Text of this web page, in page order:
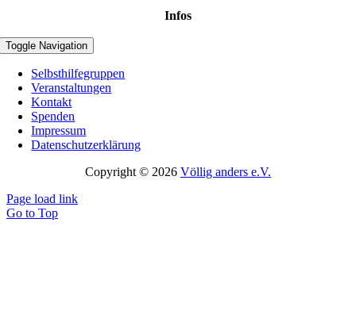
Infos
Toggle Navigation
Selbsthilfegruppen
Veranstaltungen
Kontakt
Spenden
Impressum
Datenschutzerklärung
Copyright © 2026 Völlig anders e.V.
Page load link
Go to Top